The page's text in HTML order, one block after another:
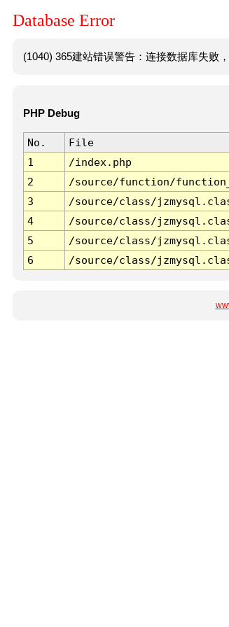
Database Error
(1040) 365建站错误警告：连接数据库失败
PHP Debug
No. File
1
/index.php
2
/source/function/
3
/source/class/
4
/source/class/
5
/source/class/
6
/source/class/